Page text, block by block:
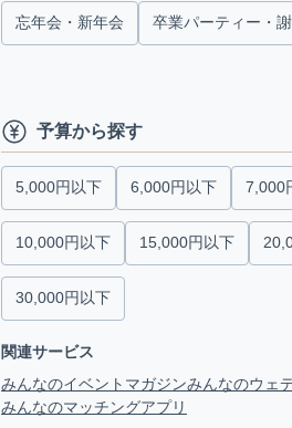
忘年会・新年会 卒業パーティー・
予算から探す
5,000円以下 6,000円以下 7,000
10,000円以下 15,000円以下
30,000円以下
関連サービス
みんなのイベントマガジンみんなのウェ
みんなのマッチングアプリ